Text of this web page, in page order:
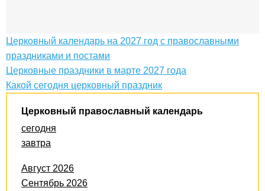
Церковный календарь на 2027 год с православными
праздниками и постами
Церковные праздники в марте 2027 года
Какой сегодня церковный праздник
Церковный православный календарь
сегодня
завтра
Август 2026
Сентябрь 2026